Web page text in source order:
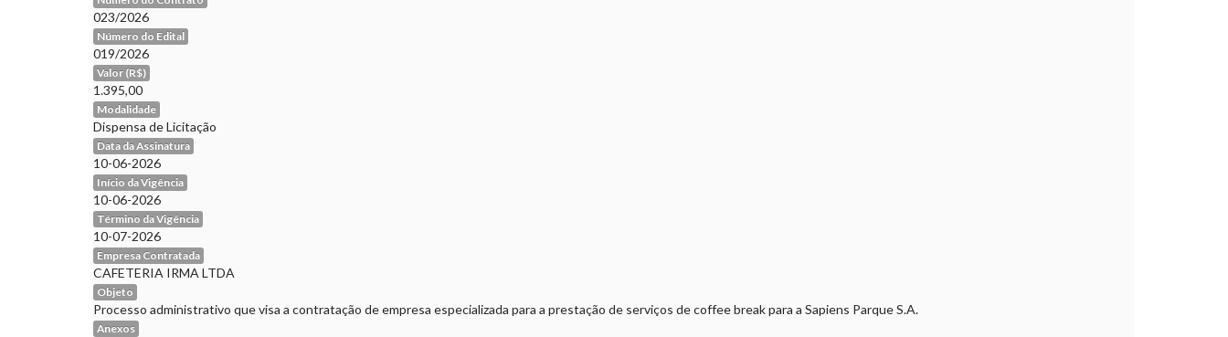
023/2026
Número do Edital
019/2026
Valor (R$)
1.395,00
Modalidade
Dispensa de Licitação
Data da Assinatura
10-06-2026
Início da Vigência
10-06-2026
Término da Vigência
10-07-2026
Empresa Contratada
CAFETERIA IRMA LTDA
Objeto
Processo administrativo que visa a contratação de empresa especializada para a prestação de serviços de coffee break para a Sapiens Parque S.A.
Anexos